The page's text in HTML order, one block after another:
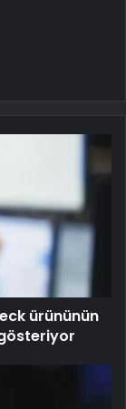
ürününün